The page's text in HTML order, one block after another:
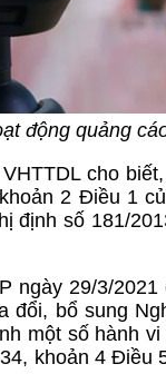
động quảng
cho
2 Điều 1
định số 181/
ngày 29/3/
bổ sung
một số hành
khoản 4